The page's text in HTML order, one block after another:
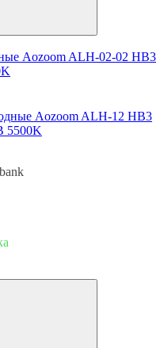
Aozoom ALH-02-02 НB3